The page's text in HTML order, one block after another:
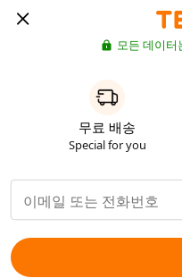
모든 데이터
무료 배송
Special for you